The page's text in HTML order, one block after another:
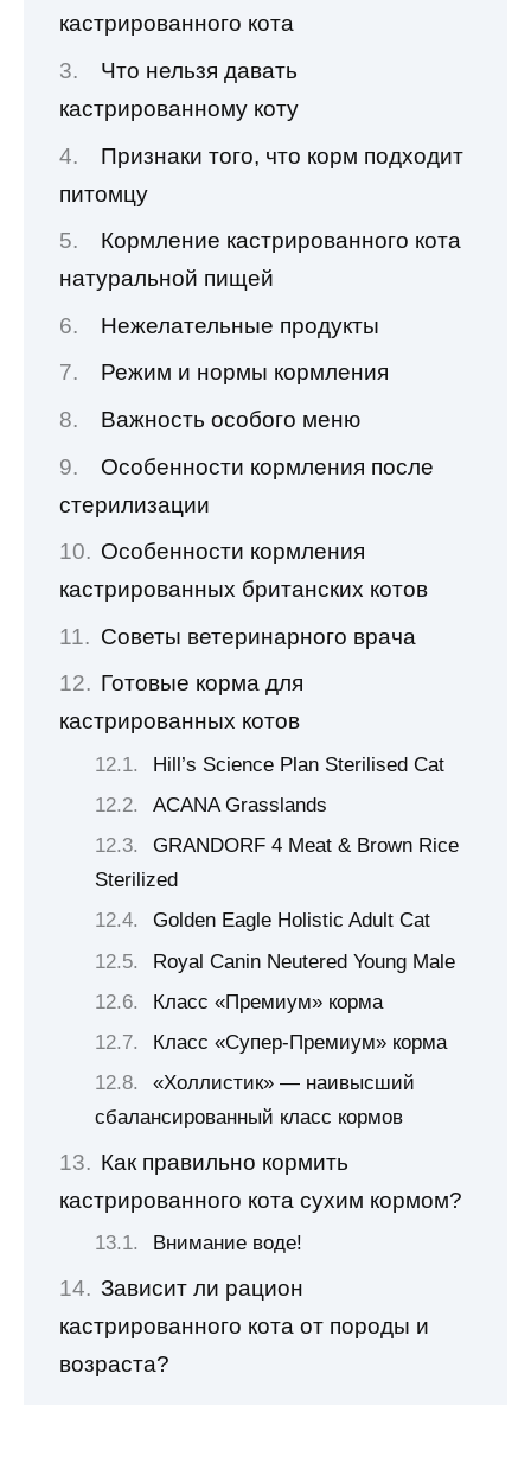
кастрированного кота
Что нельзя давать
кастрированному коту
Признаки того, что корм подходит
питомцу
Кормление кастрированного кота
натуральной пищей
Нежелательные продукты
Режим и нормы кормления
Важность особого меню
Особенности кормления после
стерилизации
Особенности кормления
кастрированных британских котов
Советы ветеринарного врача
Готовые корма для
кастрированных котов
Hill’s Science Plan Sterilised Cat
ACANA Grasslands
GRANDORF 4 Meat & Brown Rice
Sterilized
Golden Eagle Holistic Adult Cat
Royal Canin Neutered Young Male
Класс «Премиум» корма
Класс «Супер-Премиум» корма
«Холлистик» — наивысший
сбалансированный класс кормов
Как правильно кормить
кастрированного кота сухим кормом?
Внимание воде!
Зависит ли рацион
кастрированного кота от породы и
возраста?